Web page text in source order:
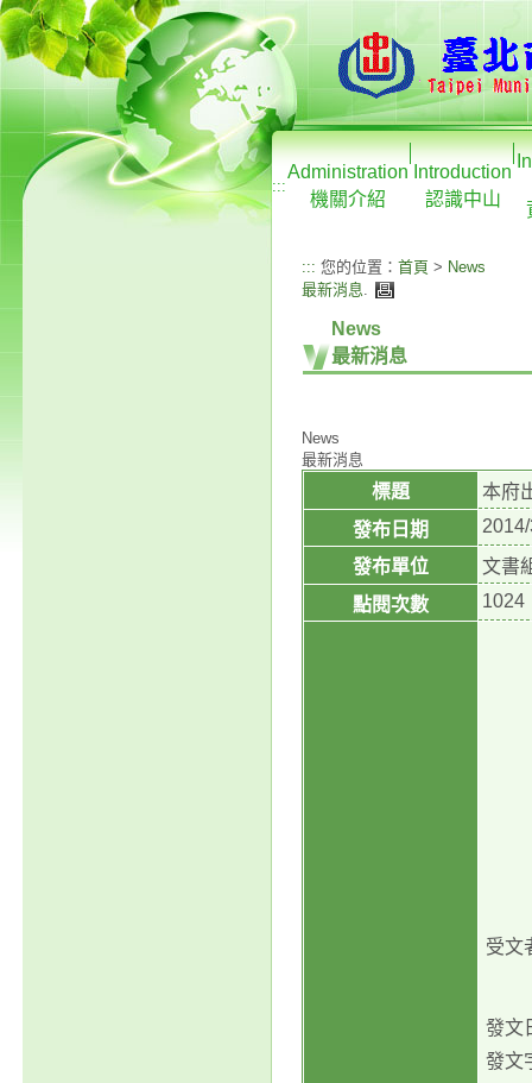
:::
Administration
機關介紹
Introduction
認識中山
::: 您的位置： 首頁 > News
最新消息.
News
最新消息
News
最新消息
標題
本府
發布日期
發布單位
文書
點閱次數
1024
受文
發文
發文